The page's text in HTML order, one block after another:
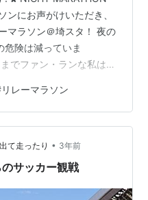
ンにお声がけいただき、
マラソン＠埼スタ！ 夜の
危険は減っていま
でファン・ランな私は、
（もう、引退した
０月にハーフ１つ、 １
ハーフ１つ、 エントリー
２．６キロのコースを、
つないでもいい！という
リレーマラソン
て走ったり • 3年前
サッカー観戦